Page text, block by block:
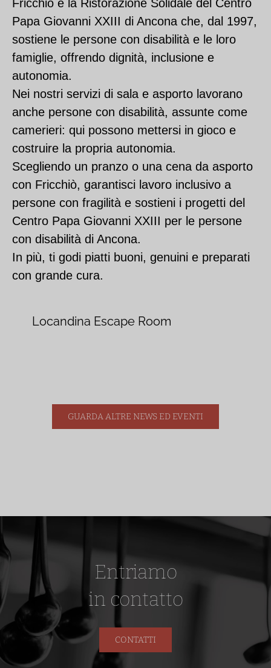
Fricchiò è la Ristorazione Solidale del Centro
Papa Giovanni XXIII di Ancona che, dal 1997,
sostiene le persone con disabilità e le loro
famiglie, offrendo dignità, inclusione e
autonomia.
Nei nostri servizi di sala e asporto lavorano
anche persone con disabilità, assunte come
camerieri: qui possono mettersi in gioco e
costruire la propria autonomia.
Scegliendo un pranzo o una cena da asporto
con Fricchiò, garantisci lavoro inclusivo a
persone con fragilità e sostieni i progetti del
Centro Papa Giovanni XXIII per le persone
con disabilità di Ancona.
In più, ti godi piatti buoni, genuini e preparati
con grande cura.
Locandina Escape Room
GUARDA ALTRE NEWS ED EVENTI
Entriamo
in contatto
CONTATTI